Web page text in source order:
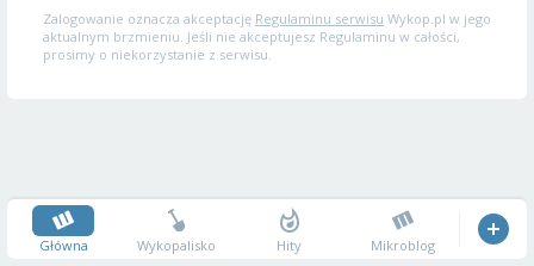
Zalogowanie oznacza akceptację Regulaminu serwisu Wykop.pl w jego
aktualnym brzmieniu. Jeśli nie akceptujesz Regulaminu w całości,
prosimy o niekorzystanie z serwisu.
Główna Wykopalisko Hity Mikroblog